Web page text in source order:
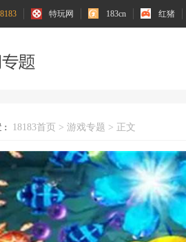
特玩网 183cn 红猪
18183首页 > 游戏专题 > 正文